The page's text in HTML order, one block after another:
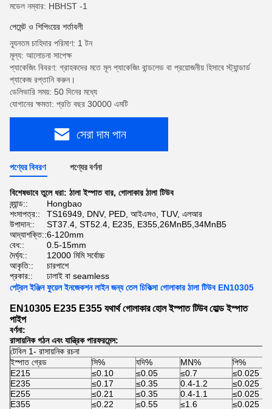
মডেল নম্বার: HBHST -1
পেমেন্ট ও শিপিংয়ের শর্তাবলী
ন্যূনতম চাহিদার পরিমাণ: 1 টন
মূল্য: আলোচনা সাপেক্ষ
প্যাকেজিং বিবরণ: গ্রাহকদের মতে মূল প্যাকেজিং বান্ডলেড বা প্রয়োজনীয় হিসাবে স্ট্যান্ডার্ড
প্যাকেজ রপ্তানি করুন।
ডেলিভারি সময়: 50 দিনের মধ্যে
যোগানের ক্ষমতা: প্রতি বছর 30000 এমটি
সেরা দাম পান
পণ্যের বিবরণ পণ্যের বর্ণনা
বিশেষভাবে তুলে ধরা: ঠালা ইস্পাত বার, গোলাকার ঠালা টিউব
ব্র্যান্ড::
Hongbao
শংসাপত্র::
TS16949, DNV, PED, আইএসও, TUV, এলআর
উপাদান::
ST37.4, ST52.4, E235, E355,26MnB5,34MnB5
আদ্যাশক্তি::6-120mm
বেধ::
0.5-15mm
দৈর্ঘ্য::
12000 মিমি সর্বোচ্চ
আকৃতি::
চারপাশে
প্রকার::
ঢালাই বা seamless
পেট্রল ইঞ্জিন ফুয়েল ইনজেকশন লাইন জন্য তেল চিকিত্সা গোলাকার ঠালা টিউব EN10305
EN10305 E235 E355 যথার্থ গোলাকার হোল ইস্পাত টিউব হোল্ড ইস্পাত
পাইপ
বর্ণনা:
রাসায়নিক গঠন এবং যান্ত্রিক পারফরমেন্স:
টেবিল 1- রাসায়নিক রচনা
ইস্পাত গ্রেড
সি% যদি% MN%
পি%
E215
≤0.10 ≤0.05 ≤0.7
≤0.025
E235
≤0.17 ≤0.35 0.4-1.2
≤0.025
E255
≤0.21 ≤0.35 0.4-1.1
≤0.025
E355
≤0.22 ≤0.55 ≤1.6
≤0.025